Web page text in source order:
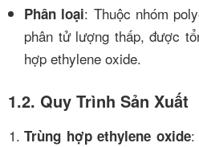
Phân loại: Thuộc nhóm
phân tử lượng thấp, được
hợp ethylene oxide.
1.2. Quy Trình Sản Xuất
Trùng hợp ethylene oxide: